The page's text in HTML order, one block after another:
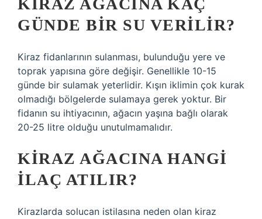
KIRAZ AĞACINA KAÇ
GÜNDE BIR SU VERILIR?
Kiraz fidanlarının sulanması, bulunduğu yere ve
toprak yapısına göre değişir. Genellikle 10-15
günde bir sulamak yeterlidir. Kışın iklimin çok kurak
olmadığı bölgelerde sulamaya gerek yoktur. Bir
fidanın su ihtiyacının, ağacın yaşına bağlı olarak
20-25 litre olduğu unutulmamalıdır.
KIRAZ AĞACINA HANGI
ILAÇ ATILIR?
Kirazlarda solucan istilasına neden olan kiraz